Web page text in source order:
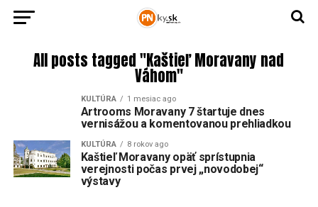
All posts tagged "Kaštieľ Moravany nad
Váhom"
KULTÚRA 1 mesiac ago
Artrooms Moravany 7 štartuje dnes
vernisážou a komentovanou prehliadkou
KULTÚRA 8 rokov ago
Kaštieľ Moravany opäť sprístupnia
verejnosti počas prvej „novodobej“
výstavy